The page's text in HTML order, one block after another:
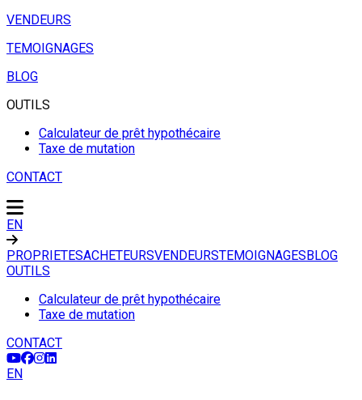
VENDEURS
TEMOIGNAGES
BLOG
OUTILS
Calculateur de prêt hypothécaire
Taxe de mutation
CONTACT
EN
PROPRIETESACHETEURSVENDEURSTEMOIGNAGESBLOG
OUTILS
Calculateur de prêt hypothécaire
Taxe de mutation
CONTACT
EN